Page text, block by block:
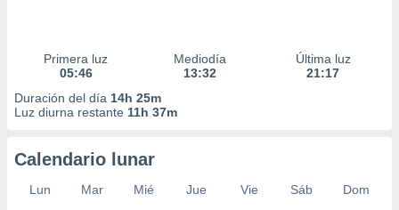
Primera luz
05:46
Mediodía
13:32
Última luz
21:17
Duración del día 14h 25m
Luz diurna restante 11h 37m
Calendario lunar
Lun Mar Mié Jue Vie Sáb
Dom